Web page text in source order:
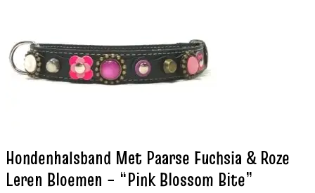
Hondenhalsband Met Paarse Fuchsia & Roze
Leren Bloemen – “Pink Blossom Bite”